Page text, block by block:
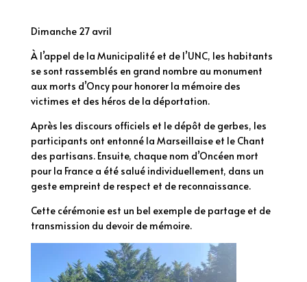
Dimanche 27 avril
À l’appel de la Municipalité et de l’UNC, les habitants
se sont rassemblés en grand nombre au monument
aux morts d’Oncy pour honorer la mémoire des
victimes et des héros de la déportation.
Après les discours officiels et le dépôt de gerbes, les
participants ont entonné la Marseillaise et le Chant
des partisans. Ensuite, chaque nom d’Oncéen mort
pour la France a été salué individuellement, dans un
geste empreint de respect et de reconnaissance.
Cette cérémonie est un bel exemple de partage et de
transmission du devoir de mémoire.